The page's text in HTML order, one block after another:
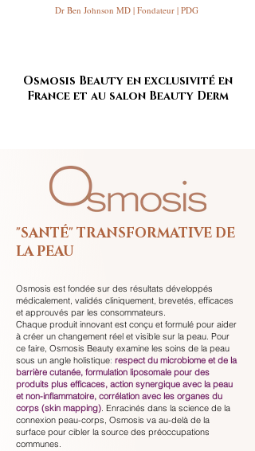
Dr Ben Johnson MD | Fondateur | PDG
Osmosis Beauty en exclusivité en
France et au salon Beauty Derm
"SANTÉ" TRANSFORMATIVE DE
LA PEAU
Osmosis est fondée sur des résultats développés
médicalement, validés cliniquement, brevetés, efficaces
et approuvés par les consommateurs.
Chaque produit innovant est conçu et formulé pour aider
à créer un changement réel et visible sur la peau. Pour
ce faire, Osmosis Beauty examine les soins de la peau
sous un angle holistique: respect du microbiome et de la
barrière cutanée, formulation liposomale pour des
produits plus efficaces, action synergique avec la peau
et non-inflammatoire, corrélation avec les organes du
corps (skin mapping). Enracinés dans la science de la
connexion peau-corps, Osmosis va au-delà de la
surface pour cibler la source des préoccupations
communes.